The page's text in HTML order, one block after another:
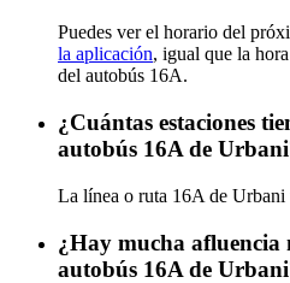
Puedes ver el horario del
la aplicación, igual que la
del autobús 16A.
¿Cuántas estaciones
autobús 16A de
La línea o ruta 16A de Urbani
¿Hay mucha afluencia
autobús 16A de